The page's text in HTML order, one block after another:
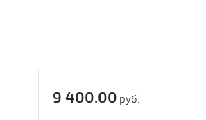
9 400.00 руб.